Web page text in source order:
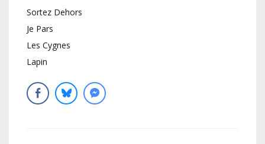
Sortez Dehors
Je Pars
Les Cygnes
Lapin